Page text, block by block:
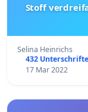
Stoff
Selina Heinrichs
432
17 Mar 2022